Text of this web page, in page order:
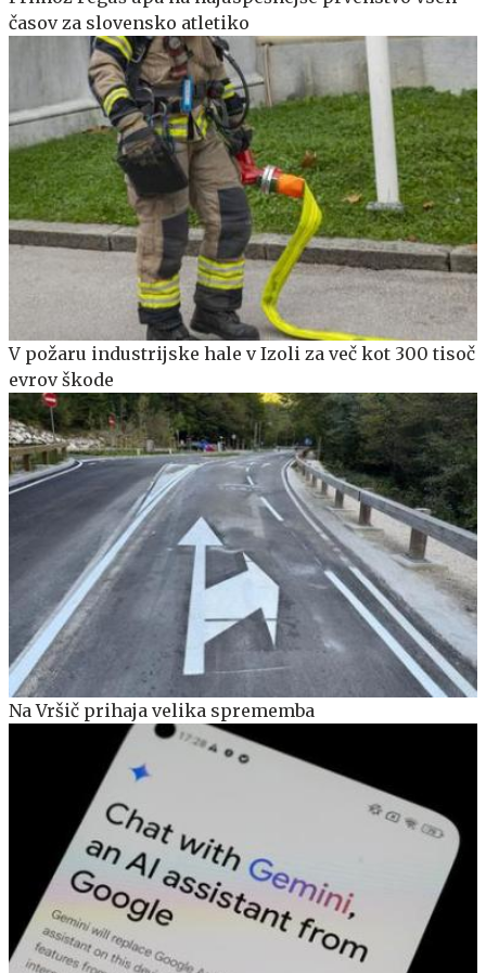
časov za slovensko atletiko
V požaru industrijske hale v Izoli za več kot 300 tisoč
evrov škode
Na Vršič prihaja velika sprememba